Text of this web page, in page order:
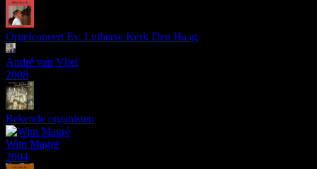
Orgelconcert Ev. Lutherse Kerk Den Haag
André van Vliet
2008
Bekende organisten
Wim Magré
2004